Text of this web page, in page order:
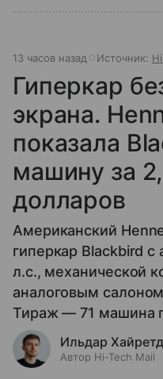
13 часов назад Источник:
Гиперкар
экрана.
показала
машину за
долларов
Американский
гиперкар Blackbird
л.с., механической
аналоговым
Тираж — 71 машина
Ильдар
Автор Hi-Tech Mail